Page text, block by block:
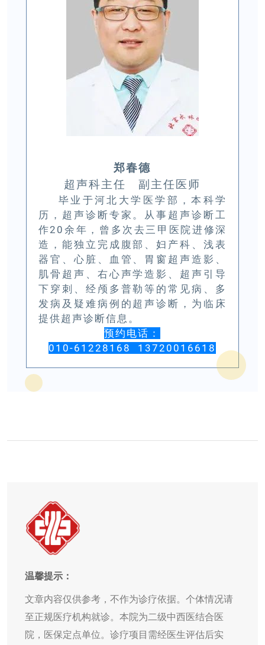
郑春德
超声科主任 副主任医师
毕业于河北大学医学部，本科学
历，超声诊断专家。从事超声诊断工
作20余年，曾多次去三甲医院进修深
造，能独立完成腹部、妇产科、浅表
器官、心脏、血管、胃窗超声造影、
肌骨超声、右心声学造影、超声引导
下穿刺、经颅多普勒等的常见病、多
发病及疑难病例的超声诊断，为临床
提供超声诊断信息。
预约电话：
010-61228168 13720016618
温馨提示：
文章内容仅供参考，不作为诊疗依据。个体情况请
至正规医疗机构就诊。本院为二级中西医结合医
院，医保定点单位。诊疗项目需经医生评估后实